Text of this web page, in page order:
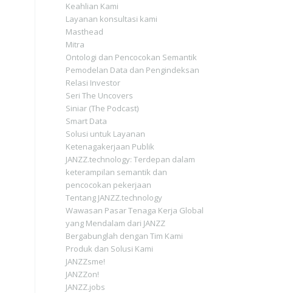
Keahlian Kami
Layanan konsultasi kami
Masthead
Mitra
Ontologi dan Pencocokan Semantik
Pemodelan Data dan Pengindeksan
Relasi Investor
Seri The Uncovers
Siniar (The Podcast)
Smart Data
Solusi untuk Layanan
Ketenagakerjaan Publik
JANZZ.technology: Terdepan dalam
keterampilan semantik dan
pencocokan pekerjaan
Tentang JANZZ.technology
Wawasan Pasar Tenaga Kerja Global
yang Mendalam dari JANZZ
Bergabunglah dengan Tim Kami
Produk dan Solusi Kami
JANZZsme!
JANZZon!
JANZZ.jobs